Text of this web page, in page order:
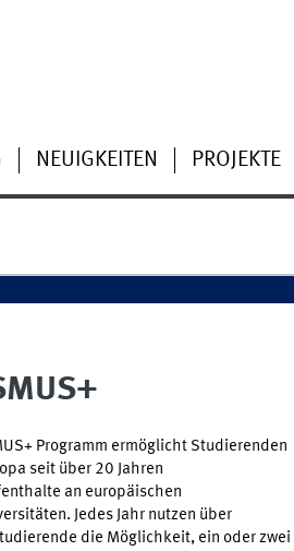
NEUIGKEITEN PROJEKTE
Programm ermöglicht Studierenden
seit über 20 Jahren
an europäischen
Jedes Jahr nutzen über
die Möglichkeit, ein oder zwei